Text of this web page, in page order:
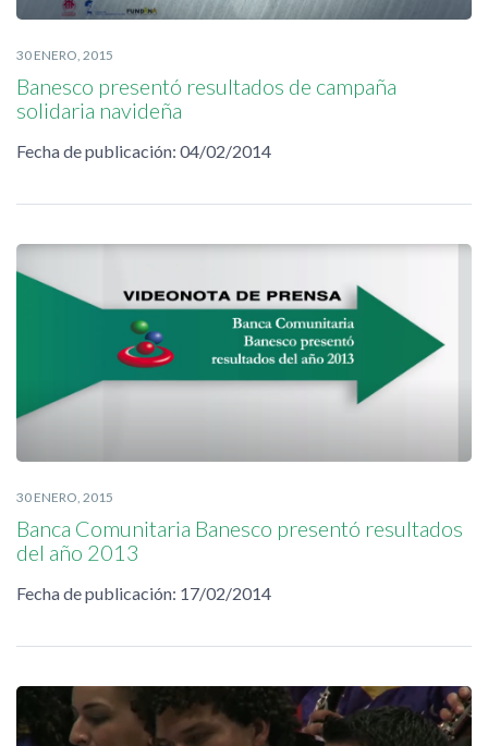
30 ENERO, 2015
Banesco presentó resultados de campaña
solidaria navideña
Fecha de publicación: 04/02/2014
30 ENERO, 2015
Banca Comunitaria Banesco presentó resultados
del año 2013
Fecha de publicación: 17/02/2014